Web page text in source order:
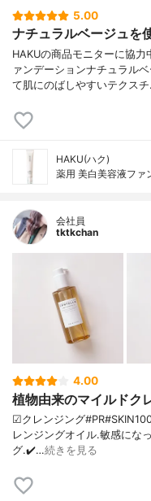
5.00
ナチュラルベージュを
HAKUの商品モニターに協
ァンデーションナチュラル
て肌にのばしやすいテクス
HAKU(ハク)
薬用 美白美容液ファ
会社員
tktkchan
4.00
植物由来のマイルドク
☑クレンジング
レンジングオイル.敏感にな
グ.✔️…続きを見る